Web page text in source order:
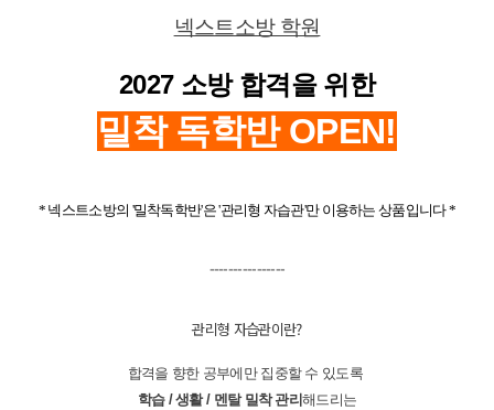
넥스트소방 학원
2027 소방 합격을 위한
밀착독학반 OPEN!
* 넥스트소방의 '밀착독학반'은 ​'관리형 자습관'만 이용하는 상품입니다 *
----------------
관리형 자습관이란?
합격을 향한 공부에만 집중할 수 있도록
학습 / 생활 / 멘탈 밀착 관리해드리는